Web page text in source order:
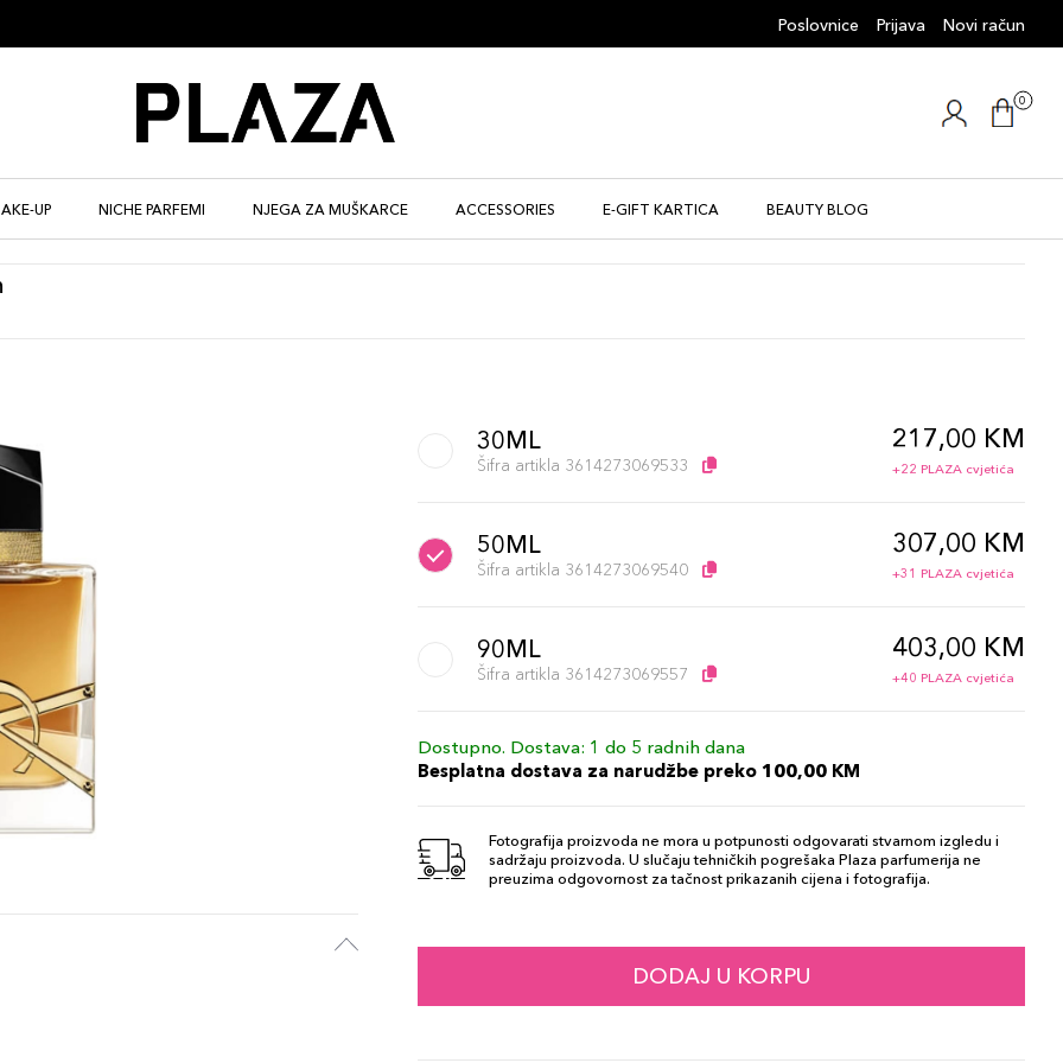
Poslovnice Prijava Novi račun
0
UP NICHE PARFEMI NJEGA ZA MUŠKARCE ACCESSORIES E-GIFT KARTICA BEAUTY BLOG
30ML
Šifra artikla 3614273069533
217,00 KM
+22 PLAZA cvjetića
50ML
Šifra artikla 3614273069540
307,00 KM
+31 PLAZA cvjetića
90ML
Šifra artikla 3614273069557
403,00 KM
+40 PLAZA cvjetića
Dostupno. Dostava: 1 do 5 radnih dana
Besplatna dostava za narudžbe preko 100,00 KM
Fotografija proizvoda ne mora u potpunosti odgovarati stvarnom izgledu i
sadržaju proizvoda. U slučaju tehničkih pogrešaka Plaza parfumerija ne
preuzima odgovornost za tačnost prikazanih cijena i fotografija.
DODAJ U KORPU